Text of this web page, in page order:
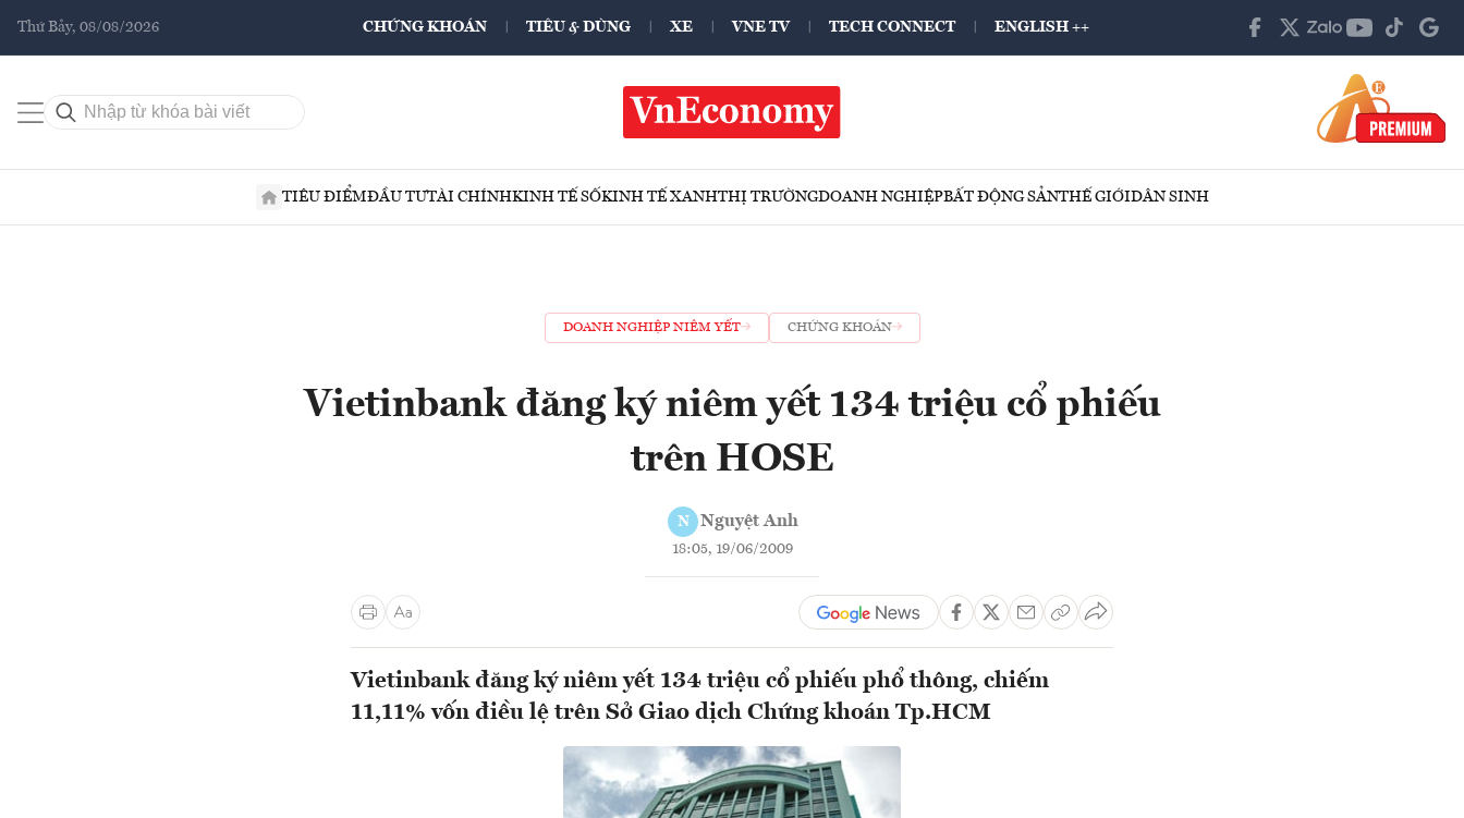
Thứ Bảy, 08/08/2026 CHỨNG KHOÁN TIÊU & DÙNG XE VNE TV TECH CONNECT ENGLISH ++
TIÊU ĐIỂMĐẦU TƯTÀI CHÍNHKINH TẾ SỐKINH TẾ XANHTHỊ TRƯỜNGDOANH NGHIỆPBẤT ĐỘNG SẢNTHẾ GIỚIDÂN SINH
DOANH NGHIỆP NIÊM YẾT CHỨNG KHOÁN
Vietinbank đăng ký niêm yết 134 triệu cổ phiếu
trên HOSE
N Nguyệt Anh
18:05, 19/06/2009
Vietinbank đăng ký niêm yết 134 triệu cổ phiếu phổ thông, chiếm
11,11% vốn điều lệ trên Sở Giao dịch Chứng khoán Tp.HCM